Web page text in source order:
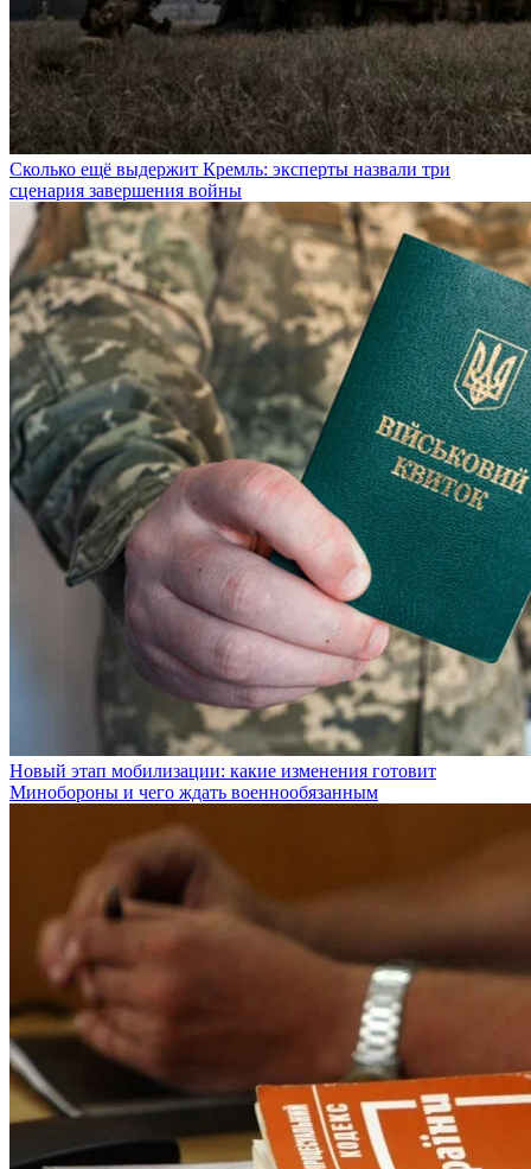
Сколько ещё выдержит Кремль: эксперты назвали три
сценария завершения войны
Новый этап мобилизации: какие изменения готовит
Минобороны и чего ждать военнообязанным